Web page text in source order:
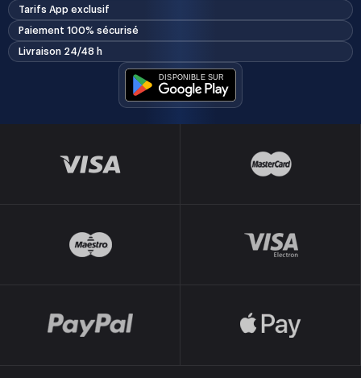
Tarifs App exclusif
Paiement 100% sécurisé
Livraison 24/48 h